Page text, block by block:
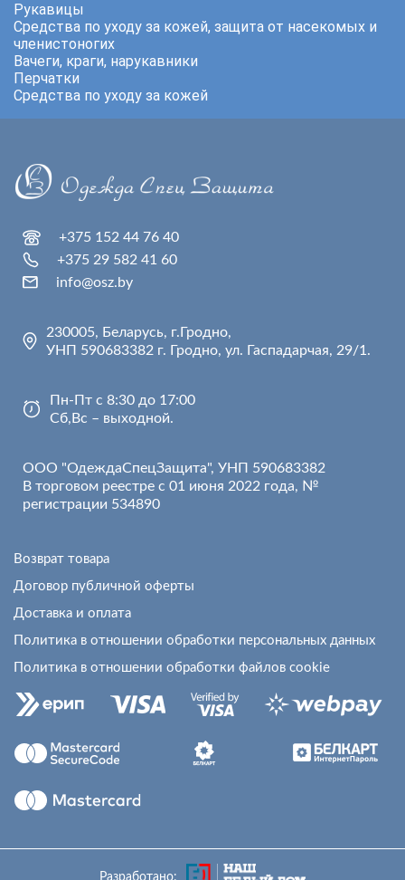
Рукавицы
Средства по уходу за кожей, защита от насекомых и
членистоногих
Вачеги, краги, нарукавники
Перчатки
Средства по уходу за кожей
+375 152 44 76 40
+375 29 582 41 60
info@osz.by
230005, Беларусь, г.Гродно,
УНП 590683382 г. Гродно, ул. Гаспадарчая, 29/1.
Пн-Пт с 8:30 до 17:00
Сб,Вс – выходной.
ООО "ОдеждаСпецЗащита", УНП 590683382
В торговом реестре с 01 июня 2022 года, №
регистрации 534890
Возврат товара
Договор публичной оферты
Доставка и оплата
Политика в отношении обработки персональных данных
Политика в отношении обработки файлов cookie
Разработано: